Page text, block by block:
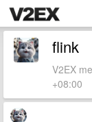
flink
V2EX
+08:00